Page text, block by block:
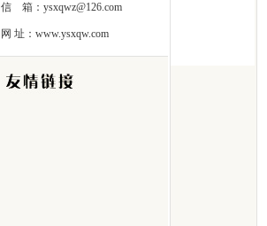
信 箱：ysxqwz@126.com
网 址：www.ysxqw.com